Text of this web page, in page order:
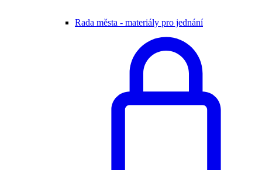
Rada města - materiály pro jednání